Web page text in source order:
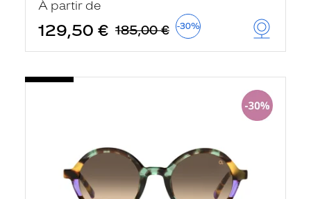
À partir de
129,50 € 185,00 € -30%